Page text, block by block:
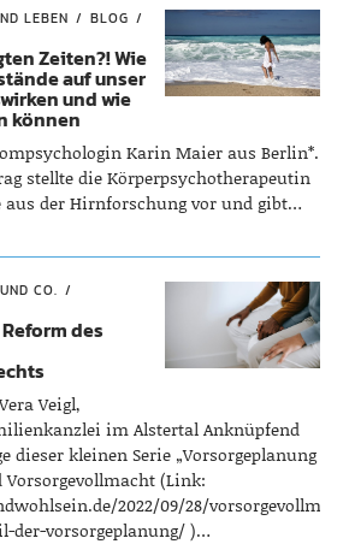
LEBEN
BLOG
Zeiten?! Wie
auf unser
und wie
können
Karin Maier aus Berlin*.
stellte die Körperpsychotherapeutin
aus der Hirnforschung vor und gibt…
CO.
des
Veigl,
im Alstertal Anknüpfend
dieser kleinen Serie „Vorsorgeplanung
Vorsorgevollmacht (Link:
2022/09/28/
der-vorsorgeplanung/ )…